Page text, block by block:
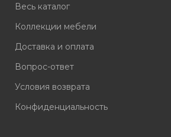
Весь каталог
Коллекции мебели
Доставка и оплата
Вопрос-ответ
Условия возврата
Конфиденциальность